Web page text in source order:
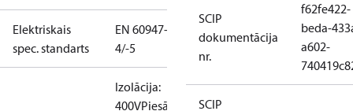
Elektriskais
spec. standarts
EN 60947-
4/-5
Izolācija:
400VPiesārņojuma
SCIP
dokumentācija
nr.
f62fe422-
beda-
a602-
SCIP